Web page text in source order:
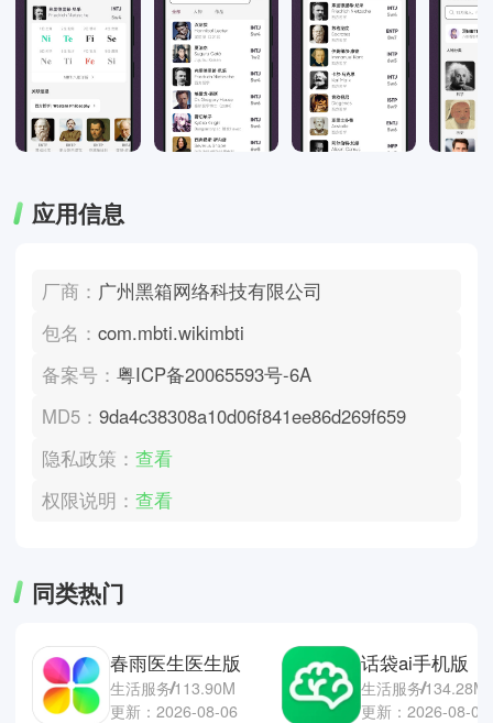
应用信息
厂商： 广州黑箱网络科技有限公司
包名：com.mbti.wikimbti
备案号：粤ICP备20065593号-6A
MD5：9da4c38308a10d06f841ee86d269f659
隐私政策：查看
权限说明：查看
同类热门
春雨医生医生版
生活服务113.90M
更新：2026-08-06
话袋ai手机版
生活服务134.28M
更新：2026-08-02